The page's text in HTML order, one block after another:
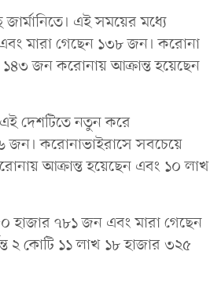
এই সময়ের মধ্যে
মারা গেছেন ১৩৮ জন। করোনা
জন করোনায় আক্রান্ত হয়েছেন
এই দেশটিতে নতুন করে
জন। করোনাভাইরাসে সবচেয়ে
আক্রান্ত হয়েছেন এবং ১০ লাখ
হাজার ৭৮১ জন এবং মারা গেছেন
২ কোটি ১১ লাখ ১৮ হাজার ৩২৫